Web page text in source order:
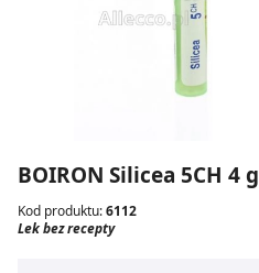
BOIRON Silicea 5CH 4 g
Kod produktu:6112
Lek bez recepty